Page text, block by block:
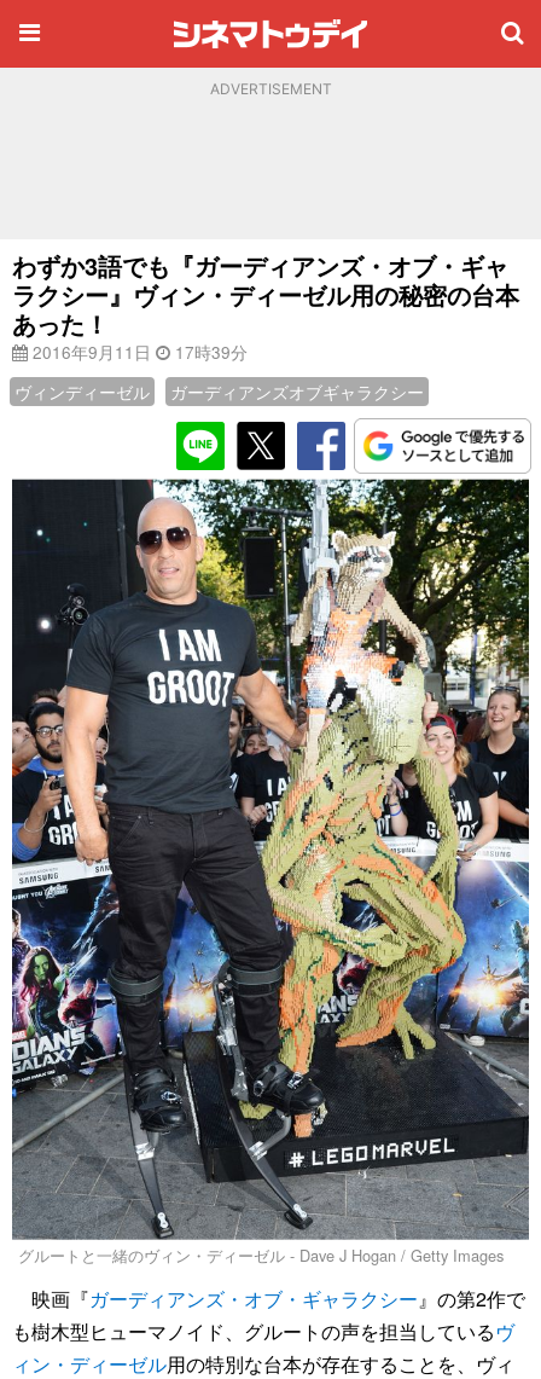
ADVERTISEMENT
わずか3語でも『ガーディアンズ・オブ・ギャ
ラクシー』ヴィン・ディーゼル用の秘密の台本
あった！
2016年9月11日
17時39分
ヴィンディーゼル
ガーディアンズオブギャラクシー
グルートと一緒のヴィン・ディーゼル - Dave J Hogan / Getty Images
映画『ガーディアンズ・オブ・ギャラクシー』の第2作で
も樹木型ヒューマノイド、グルートの声を担当しているヴ
ィン・ディーゼル用の特別な台本が存在することを、ヴィ